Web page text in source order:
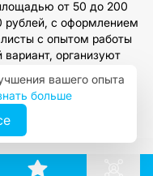
от 50 до 200
рублей, с оформлением
с опытом работы
организуют
чтобы получить
встроенных
вашего опыта
больше